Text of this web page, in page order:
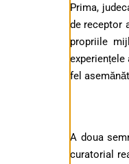
Prima,
de receptor
propriile
fel
A doua
curatorial